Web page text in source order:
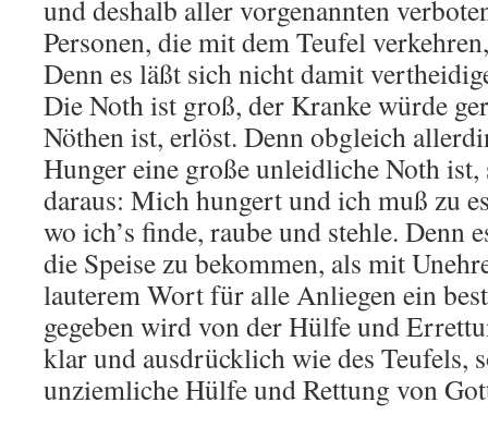
und deshalb aller vorgenannten
Personen, die mit dem Teufel
Denn es läßt sich nicht damit
Die Noth ist groß, der Kranke würde
Nöthen ist, erlöst. Denn obgleich
Hunger eine große unleidliche Noth
daraus: Mich hungert und ich muß zu
wo ich’s finde, raube und stehle. Denn
die Speise zu bekommen, als mit
lauterem Wort für alle Anliegen ein
gegeben wird von der Hülfe und
klar und ausdrücklich wie des Teufels,
unziemliche Hülfe und Rettung von